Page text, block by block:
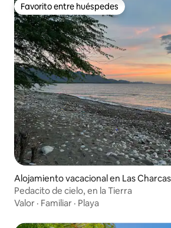
Favorito entre huéspedes
Favorito entre huéspedes
Alojamiento vacacional en Las Charcas
Pedacito de cielo, en la Tierra
Valor · Familiar · Playa